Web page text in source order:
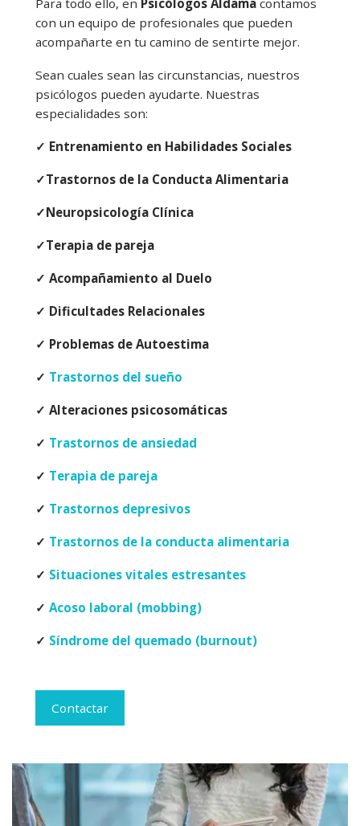
Para todo ello, en Psicólogos Aldama contamos
con un equipo de profesionales que pueden
acompañarte en tu camino de sentirte mejor.
Sean cuales sean las circunstancias, nuestros
psicólogos pueden ayudarte. Nuestras
especialidades son:
✓ Entrenamiento en Habilidades Sociales
✓Trastornos de la Conducta Alimentaria
✓Neuropsicología Clínica
✓Terapia de pareja
✓ Acompañamiento al Duelo
✓ Dificultades Relacionales
✓ Problemas de Autoestima
✓ Trastornos del sueño
✓ Alteraciones psicosomáticas
✓ Trastornos de ansiedad
✓ Terapia de pareja
✓ Trastornos depresivos
✓ Trastornos de la conducta alimentaria
✓ Situaciones vitales estresantes
✓ Acoso laboral (mobbing)
✓ Síndrome del quemado (burnout)
Contactar